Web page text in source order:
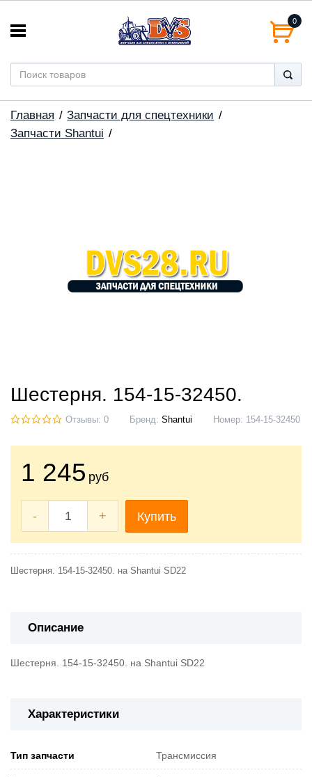
0
Главная
Запчасти для спецтехники
Запчасти Shantui
Шестерня. 154-15-32450.
Отзывы: 0 Бренд: Shantui Номер: 154-15-32450
1 245 руб
- + Купить
Шестерня. 154-15-32450. на Shantui SD22
Описание
Шестерня. 154-15-32450. на Shantui SD22
Характеристики
Тип запчасти Трансмиссия